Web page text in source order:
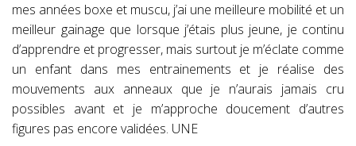
mes années boxe et muscu, j’ai une meilleure mobilité et un
meilleur gainage que lorsque j’étais plus jeune, je continu
d’apprendre et progresser, mais surtout je m’éclate comme
un enfant dans mes entrainements et je réalise des
mouvements aux anneaux que je n’aurais jamais cru
possibles avant et je m’approche doucement d’autres
figures pas encore validées. UNE